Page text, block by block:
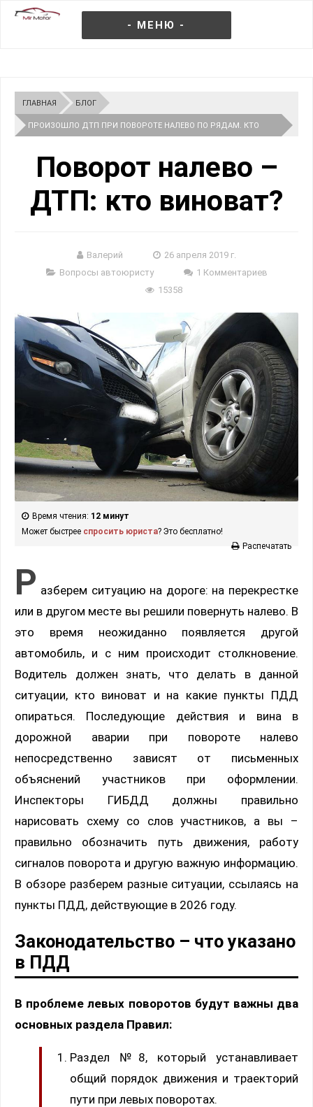
- МЕНЮ -
ГЛАВНАЯ БЛОГ
ПРОИЗОШЛО ДТП ПРИ ПОВОРОТЕ НАЛЕВО ПО РЯДАМ. КТО
Поворот налево –
ДТП: кто виноват?
Валерий
26 апреля 2019 г.
Вопросы автоюристу
1 Комментариев
15358
Время чтения: 12 минут
Может быстрее спросить юриста? Это бесплатно!
Распечатать
Р азберем ситуацию на дороге: на перекрестке
или в другом месте вы решили повернуть налево. В
это время неожиданно появляется другой
автомобиль, и с ним происходит столкновение.
Водитель должен знать, что делать в данной
ситуации, кто виноват и на какие пункты ПДД
опираться. Последующие действия и вина в
дорожной аварии при повороте налево
непосредственно зависят от письменных
объяснений участников при оформлении.
Инспекторы ГИБДД должны правильно
нарисовать схему со слов участников, а вы –
правильно обозначить путь движения, работу
сигналов поворота и другую важную информацию.
В обзоре разберем разные ситуации, ссылаясь на
пункты ПДД, действующие в 2026 году.
Законодательство – что указано
в ПДД
В проблеме левых поворотов будут важны два
основных раздела Правил:
Раздел №8, который устанавливает
общий порядок движения и траекторий
пути при левых поворотах.